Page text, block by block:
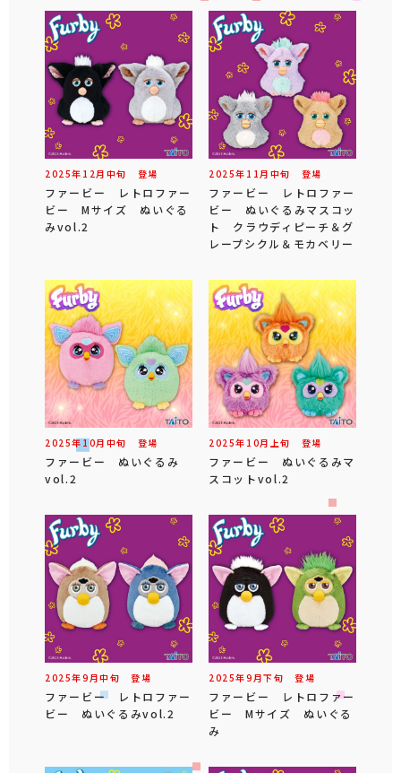
2025年 12 月 中旬 登場
ファービー レトロファー
ビー Mサイズ ぬいぐる
みvol.2
2025年 11 月 中旬 登場
ファービー レトロファー
ビー ぬいぐるみマスコッ
ト クラウディピーチ＆グ
レープシクル＆モカベリー
2025年10月 中旬 登場
ファービー ぬいぐるみ
vol.2
2025年 10月 上旬 登場
ファービー ぬいぐるみマ
スコットvol.2
2025年9 月中旬 登場
ファービー レトロファー
ビー ぬいぐるみvol.2
2025年9 月下旬 登場
ファービー レトロファー
ビー Mサイズ ぬいぐる
み